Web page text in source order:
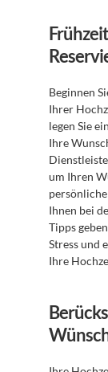
Beginnen
Ihrer
legen Sie
Ihre
um Ihren
Ihnen bei
Tipps
Stress und
Ihre